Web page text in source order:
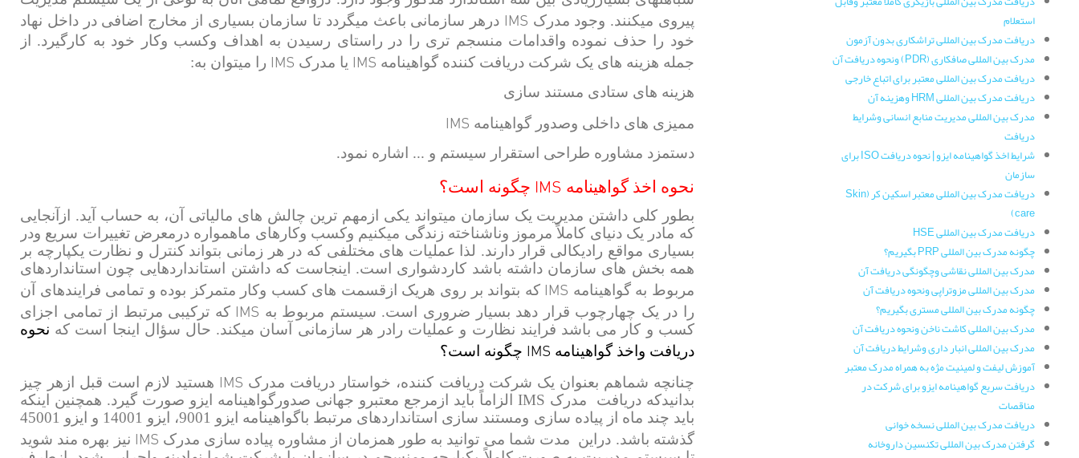
استعلام
دریافت مدرک بین المللی تراشکاری بدون آزمون
مدرک بین المللی صافکاری (PDR) ونحوه دریافت آن
دریافت مدرک بین المللی معتبر برای اتباع خارجی
دریافت مدرک بین المللی HRM وهزینه آن
مدرک بین المللی مدیریت منابع انسانی وشرایط
دریافت
شرایط اخذ گواهینامه ایزو | نحوه دریافت ISO برای
سازمان
دریافت مدرک بین المللی معتبر اسکین کر (Skin
care)
دریافت مدرک بین المللی HSE
چگونه مدرک بین المللی PRP بگیریم؟
مدرک بین المللی نقاشی وچگونگی دریافت آن
مدرک بین المللی مزوتراپی ونحوه دریافت آن
چگونه مدرک بین المللی مستری بگیریم؟
مدرک بین المللی کاشت ناخن ونحوه دریافت آن
مدرک بین المللی انبار داری وشرایط دریافت آن
آموزش لیفت و لمینیت مژه به همراه مدرک معتبر
دریافت سریع گواهینامه ایزو برای شرکت در
مناقصات
دریافت مدرک بین المللی نسخه خوانی
گرفتن مدرک بین المللی تکنسین داروخانه
پیروی میکنند. وجود مدرک IMS درهر سازمانی باعث میگردد تا سازمان بسیاری از مخارج اضافی در داخل نهاد
خود را حذف نموده واقدامات منسجم تری را در راستای رسیدن به اهداف وکسب وکار خود به کارگیرد. از
جمله هزینه های یک شرکت دریافت کننده گواهینامه IMS یا مدرک IMS را میتوان به:
هزینه های ستادی مستند سازی
ممیزی های داخلی وصدور گواهینامه IMS
دستمزد مشاوره طراحی استقرار سیستم و ... اشاره نمود.
نحوه اخذ گواهینامه IMS چگونه است؟
بطور کلی داشتن مدیریت یک سازمان میتواند یکی ازمهم ترین چالش های مالیاتی آن، به حساب آید. ازآنجایی
که مادر یک دنیای کاملاً مرموز وناشناخته زندگی میکنیم وکسب وکارهای ماهمواره درمعرض تغییرات سریع ودر
بسیاری مواقع رادیکالی قرار دارند. لذا عملیات های مختلفی که در هر زمانی بتواند کنترل و نظارت یکپارچه بر
همه بخش های سازمان داشته باشد کاردشواری است. اینجاست که داشتن استانداردهایی چون استانداردهای
مربوط به گواهینامه IMS که بتواند بر روی هریک ازقسمت های کسب وکار متمرکز بوده و تمامی فرایندهای آن
را در یک چهارچوب قرار دهد بسیار ضروری است. سیستم مربوط به IMS که ترکیبی مرتبط از تمامی اجزای
کسب و کار می باشد فرایند نظارت و عملیات رادر هر سازمانی آسان میکند. حال سؤال اینجا است که نحوه
دریافت واخذ گواهینامه IMS چگونه است؟
چنانچه شماهم بعنوان یک شرکت دریافت کننده، خواستار دریافت مدرک IMS هستید لازم است قبل ازهر چیز
بدانیدکه دریافت مدرک IMS
الزاماً باید ازمرجع معتبرو جهانی صدورگواهینامه ایزو صورت گیرد. همچنین اینکه
باید چند ماه از پیاده سازی ومستند سازی استانداردهای مرتبط باگواهینامه ایزو 9001، ایزو 14001 و ایزو 45001
گذشته باشد. دراین مدت شما می توانید به طور همزمان از مشاوره پیاده سازی مدرک IMS نیز بهره مند شوید